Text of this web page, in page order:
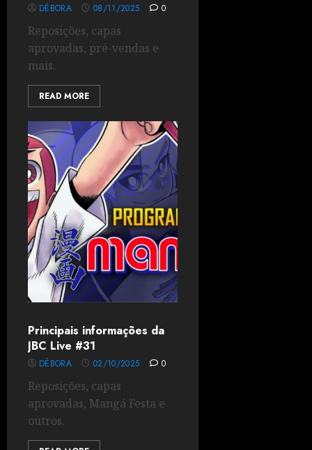
DÉBORA 08/11/2025 0
Reposições, capas
aprovadas, pré-vendas e
mais.
READ MORE
Principais informações da
JBC Live #31
DÉBORA 02/10/2025 0
Reposições, capas
aprovadas, Mangá Festa e
outros.